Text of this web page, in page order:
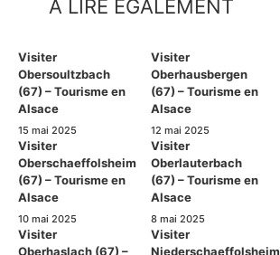
A LIRE ÉGALEMENT
Visiter
Obersoultzbach
(67) – Tourisme en
Alsace
15 mai 2025
Visiter
Oberhausbergen
(67) – Tourisme en
Alsace
12 mai 2025
Visiter
Oberschaeffolsheim
(67) – Tourisme en
Alsace
10 mai 2025
Visiter
Oberlauterbach
(67) – Tourisme en
Alsace
8 mai 2025
Visiter
Oberhaslach (67) –
Visiter
Niederschaeffolsheim